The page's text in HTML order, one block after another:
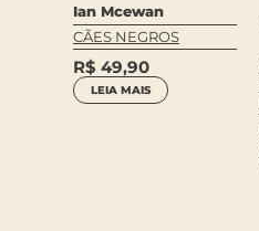
Ian Mcewan
CÃES NEGROS
R$ 49,90
LEIA MAIS